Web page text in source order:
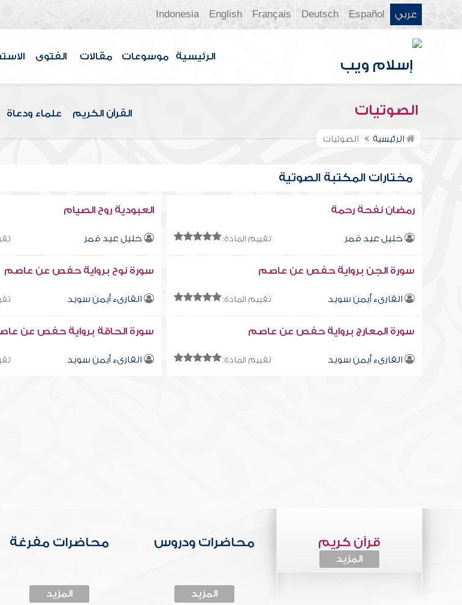
عربي Español
Deutsch
Français
English
Indonesia
الرئيسية موسوعات مقالات الفتوى
الصوتيات القرآن الكريم علماء ودعاة
الرئيسية الصوتيات
مختارات المكتبة الصوتية
رمضان نفحة رحمة
خليل عيد قمر تقييم المادة:
العبودية روح الصيام
خليل عيد قمر
سورة الجن برواية حفص عن عاصم
القارىء أيمن سويد تقييم المادة:
سورة نوح برواية حفص عن عاصم
القارىء أيمن سويد
سورة المعارج برواية حفص عن عاصم
القارىء أيمن سويد تقييم المادة:
سورة الحاقة برواية حفص عن
القارىء أيمن سويد
قرآن كريم
المزيد
محاضرات ودروس
المزيد
محاضرات مفرغة
المزيد